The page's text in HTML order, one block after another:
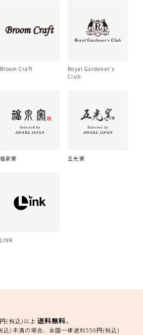
Broom Craft
Royal Gardener's
Club
福泉窯 五光窯
LINK
(税込)以上送料無料。
)未満の場合、全国一律送料550円(税込)